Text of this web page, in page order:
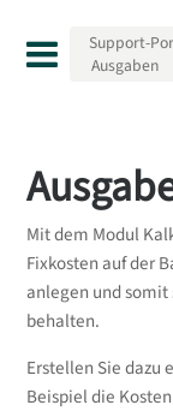
Support-
Ausgaben
Mit dem Modul
Fixkosten auf der
anlegen und
behalten.
Erstellen Sie dazu
Beispiel die